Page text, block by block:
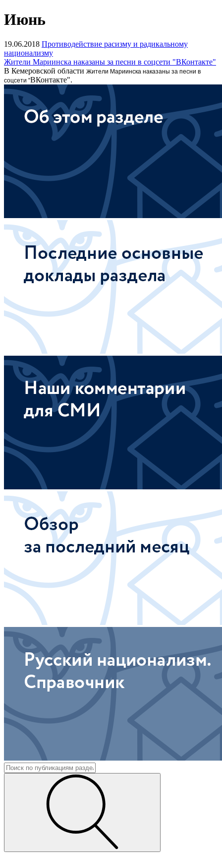
Июнь
19.06.2018 Противодействие расизму и радикальному
национализму
Жители Мариинска наказаны за песни в соцсети "ВКонтакте"
В Кемеровской области жители Мариинска наказаны за песни в
соцсети "ВКонтакте".